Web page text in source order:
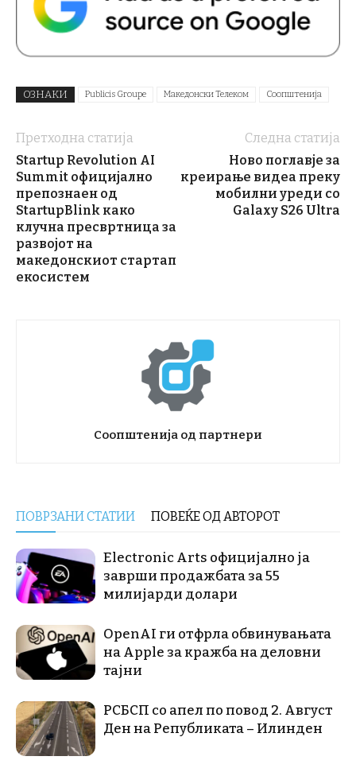
ОЗНАКИ Publicis Groupe Македонски Телеком Соопштенија
Претходна статија
Startup Revolution AI
Summit официјално
препознаен од
StartupBlink како
клучна пресвртница за
развојот на
македонскиот стартап
екосистем
Следна статија
Ново поглавје за
креирање видеа преку
мобилни уреди со
Galaxy S26 Ultra
Соопштенија од партнери
ПОВРЗАНИ СТАТИИ ПОВЕЌЕ ОД АВТОРОТ
Electronic Arts официјално ја
заврши продажбата за 55
милијарди долари
OpenAI ги отфрла обвинувањата
на Apple за кражба на деловни
тајни
РСБСП со апел по повод 2. Август
Ден на Републиката – Илинден